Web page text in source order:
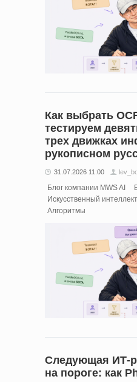
Как выбрать
тестируем
трех движках
рукописном
31.07.2026 11:00
Блог компании MWS AI
Искусственный интеллект
Алгоритмы
Следующая
на пороге: как